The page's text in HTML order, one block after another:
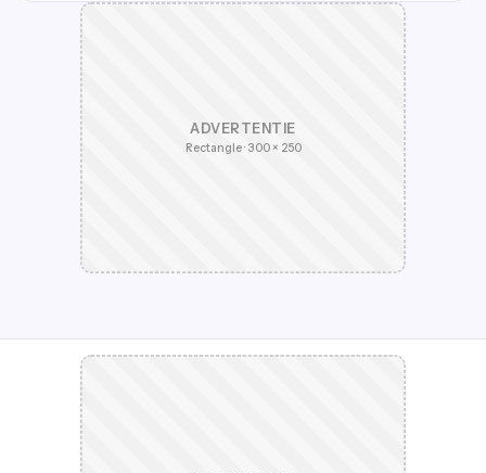
ADVERTENTIE
Rectangle · 300 × 250